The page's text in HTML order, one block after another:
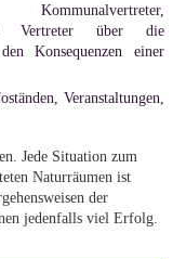
Vertreter über die
Konsequenzen einer
Veranstaltungen,
Jede Situation zum
Naturräumen ist
der
jedenfalls viel Erfolg.